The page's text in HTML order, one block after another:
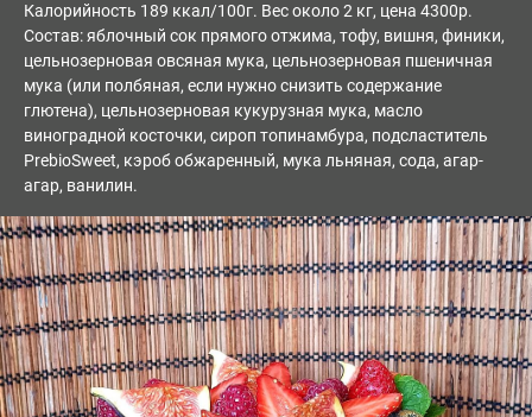
Калорийность 189 ккал/100г. Вес около 2 кг, цена 4300р.
Состав: яблочный сок прямого отжима, тофу, вишня, финики,
цельнозерновая овсяная мука, цельнозерновая пшеничная
мука (или полбяная, если нужно снизить содержание
глютена), цельнозерновая кукурузная мука, масло
виноградной косточки, сироп топинамбура, подсластитель
PrebioSweet, кэроб обжаренный, мука льняная, сода, агар-
агар, ванилин.